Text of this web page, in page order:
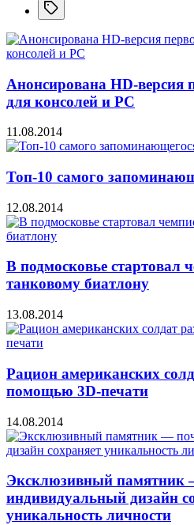
Анонсирована HD-версия
для консолей и PC
11.08.2014
Топ-10 самого
12.08.2014
В подмосковье стартовал
танковому биатлону
13.08.2014
Рацион американских
помощью 3D-печати
14.08.2014
Эксклюзивный памятник
индивидуальный дизайн
уникальность личности